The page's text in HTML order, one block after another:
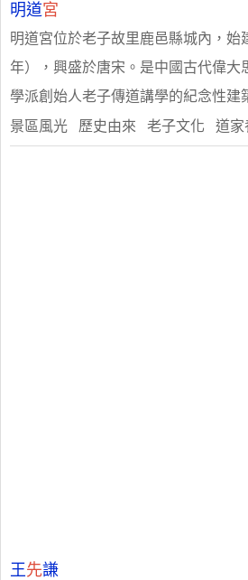
明道宮
明道宮位於老子故里鹿邑縣城內，始
年），興盛於唐宋。是中國古代偉大
學派創始人老子傳道講學的紀念性建
景區風光 歷史由來 老子文化 道家
王先謙